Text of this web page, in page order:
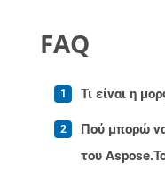
FAQ
Τι είναι η
Πού μπορώ
του